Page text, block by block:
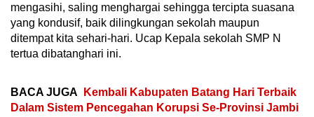
mengasihi, saling menghargai sehingga tercipta suasana
yang kondusif, baik dilingkungan sekolah maupun
ditempat kita sehari-hari. Ucap Kepala sekolah SMP N
tertua dibatanghari ini.
BACA JUGA
Kembali Kabupaten Batang Hari Terbaik
Dalam Sistem Pencegahan Korupsi Se-Provinsi Jambi